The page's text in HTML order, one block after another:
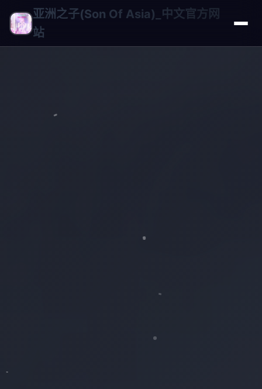
亚洲之子(Son Of Asia)_中文官方网
站